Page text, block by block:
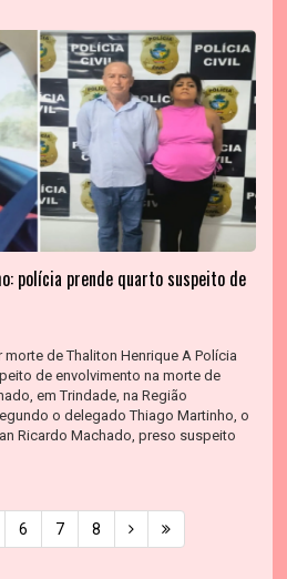
polícia prende quarto suspeito de
de Thaliton Henrique A Polícia
de envolvimento na morte de
em Trindade, na Região
o delegado Thiago Martinho, o
Ricardo Machado, preso suspeito
6 7 8